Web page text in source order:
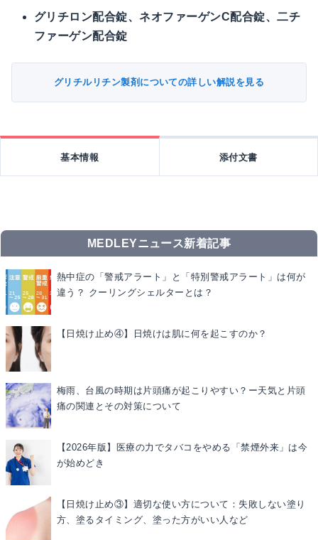
グリチロン配合錠、ネオファーゲンC配合錠、二チ
ファーゲン配合錠
グリチルリチン製剤についての詳しい解説を見る
基本情報 添付文書
MEDLEYニュース新着記事
熱中症の「警戒アラート」と「特別警戒アラート」は何が
違う？ クーリングシェルターとは？
【日焼け止め④】日焼けは肌に何を起こすのか？
梅雨、台風の時期は片頭痛が起こりやすい？ー天気と片頭
痛の関連とその対策について
【2026年版】医療の力でタバコをやめる「禁煙外来」は今
が始めどき
【日焼け止め③】適切な使い方について：失敗しない塗り
方、塗るタイミング、塗った方がいい人など